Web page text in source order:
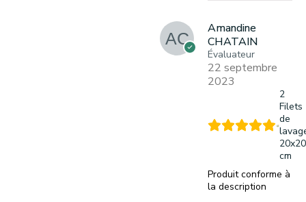
Amandine
CHATAIN
Évaluateur
22 septembre
2023
2
Filets
de
20x20
cm
Produit conforme à
la description